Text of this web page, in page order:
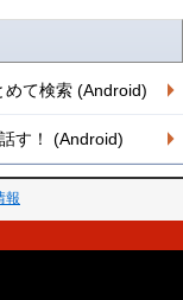
めて検索 (Android)
す！ (Android)
報